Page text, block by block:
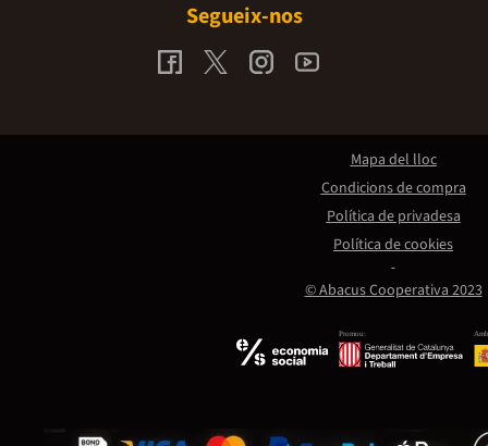
Segueix-nos
Promou:
© Abacus Cooperativa 2023
Mapa del lloc
Condicions de compra
Política de privadesa
Política de cookies